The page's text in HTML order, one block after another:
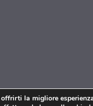
la migliore